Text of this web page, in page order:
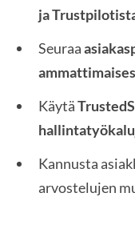
ja
Seuraa
Käytä
Kannusta
arvostelujen